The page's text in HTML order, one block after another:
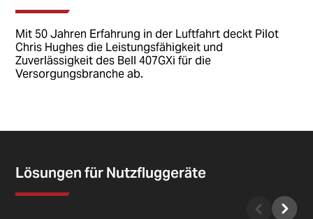
Mit 50 Jahren Erfahrung in der Luftfahrt deckt Pilot
Chris Hughes die Leistungsfähigkeit und
Zuverlässigkeit des Bell 407GXi für die
Versorgungsbranche ab.
Lösungen für Nutzfluggeräte